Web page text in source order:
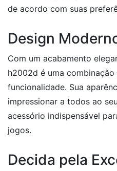
de acordo com suas
Design
Com um acabamento
h2002d é uma
funcionalidade. Sua
impressionar a todos ao
acessório indispensável
jogos.
Decida pela